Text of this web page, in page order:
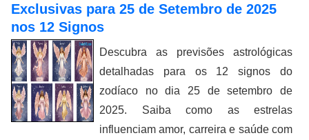
Exclusivas para 25 de Setembro de 2025
nos 12 Signos
Descubra as previsões astrológicas
detalhadas para os 12 signos do
zodíaco no dia 25 de setembro de
2025. Saiba como as estrelas
influenciam amor, carreira e saúde com